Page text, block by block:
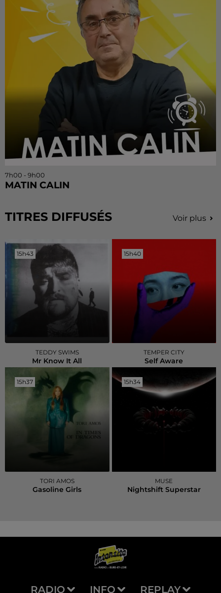
7h00 - 9h00
MATIN CALIN
TITRES DIFFUSÉS Voir plus
15h43
15h43
TEDDY SWIMS
Mr Know It All
15h40
15h40
TEMPER CITY
Self Aware
15h37
15h37
TORI AMOS
Gasoline Girls
15h34
15h34
MUSE
Nightshift Superstar
RADIO INFO REPLAY